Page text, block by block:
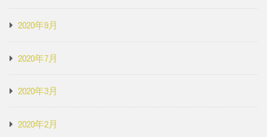
2020年9月
2020年7月
2020年3月
2020年2月